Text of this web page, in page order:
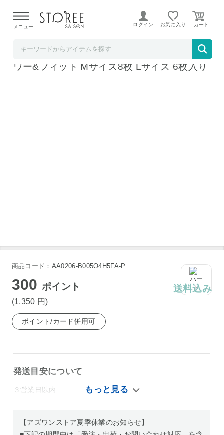
よる配送遅延が発生しております。
メニュー ログイン お気に入り
ニチバン 素肌タッチ救急バン ケアリーヴパ
ワー&フィット Mサイズ8枚 Lサイズ 6枚入り
商品コード：AA0206-B005O4H5FA-P
300ポイント
(1,350 円)
送料込み
ポイント/カード併用可
発送目安について
３営業日以内
【アズワンストア夏季休業のお知らせ】